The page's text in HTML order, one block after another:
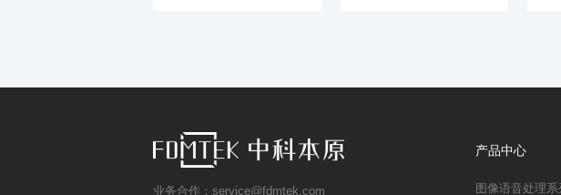
业务合作：service@fdmtek.com
产品中心
图像语音处理系